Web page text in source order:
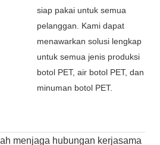
siap pakai untuk semua
pelanggan. Kami dapat
menawarkan solusi lengkap
untuk semua jenis produksi
botol PET, air botol PET, dan
minuman botol PET.
menjaga hubungan kerjasama